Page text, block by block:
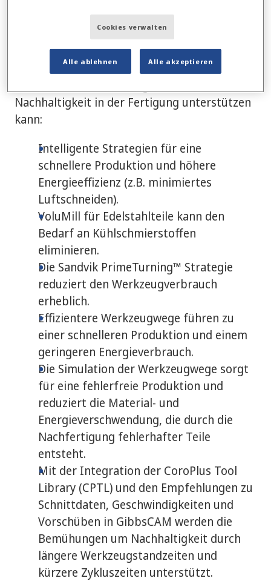
und Just-in-Time-Produktion und verringert
so den gesamten ökologischen Fußabdruck.
Hier sind einige konkrete Beispiele dafür, wie
Nachhaltigkeit in der Fertigung unterstützen
kann:
Intelligente Strategien für eine
schnellere Produktion und höhere
Energieeffizienz (z.B. minimiertes
Luftschneiden).
VoluMill für Edelstahlteile kann den
Bedarf an Kühlschmierstoffen
eliminieren.
Die Sandvik PrimeTurning™ Strategie
reduziert den Werkzeugverbrauch
erheblich.
Effizientere Werkzeugwege führen zu
einer schnelleren Produktion und einem
geringeren Energieverbrauch.
Die Simulation der Werkzeugwege sorgt
für eine fehlerfreie Produktion und
reduziert die Material- und
Energieverschwendung, die durch die
Nachfertigung fehlerhafter Teile
entsteht.
Mit der Integration der CoroPlus Tool
Library (CPTL) und den Empfehlungen zu
Schnittdaten, Geschwindigkeiten und
Vorschüben in GibbsCAM werden die
Bemühungen um Nachhaltigkeit durch
längere Werkzeugstandzeiten und
kürzere Zykluszeiten unterstützt.
Cookies verwalten
Alle ablehnen Alle akzeptieren